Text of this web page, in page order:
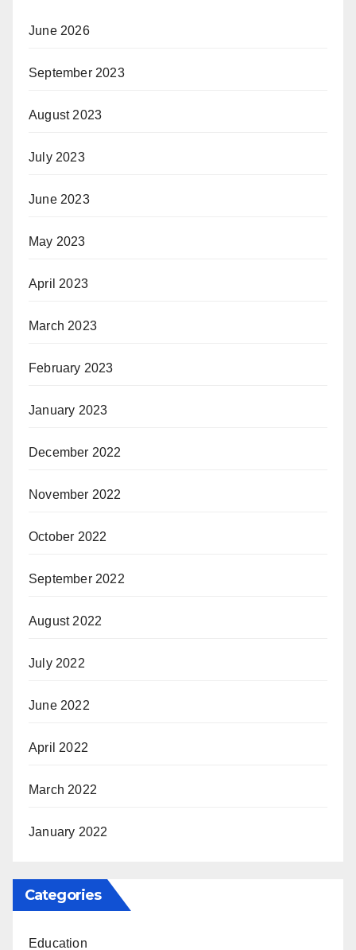
June 2026
September 2023
August 2023
July 2023
June 2023
May 2023
April 2023
March 2023
February 2023
January 2023
December 2022
November 2022
October 2022
September 2022
August 2022
July 2022
June 2022
April 2022
March 2022
January 2022
Categories
Education